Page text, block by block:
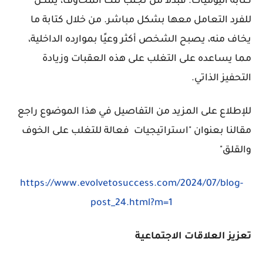
للفرد التعامل معها بشكل مباشر. من خلال كتابة ما
يخاف منه، يصبح الشخص أكثر وعيًا بموارده الداخلية،
مما يساعده على التغلب على هذه العقبات وزيادة
التحفيز الذاتي.
للإطلاع على المزيد من التفاصيل في هذا الموضوع راجع
مقالنا بعنوان "استراتيجيات فعالة للتغلب على الخوف
والقلق"
https://www.evolvetosuccess.com/2024/07/blog-
post_24.html?m=1
تعزيز العلاقات الاجتماعية